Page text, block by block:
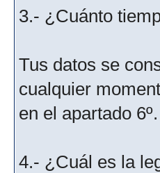
3.- ¿Cuánto
Tus datos se
cualquier
en el apartado 6º.
4.- ¿Cuál es la